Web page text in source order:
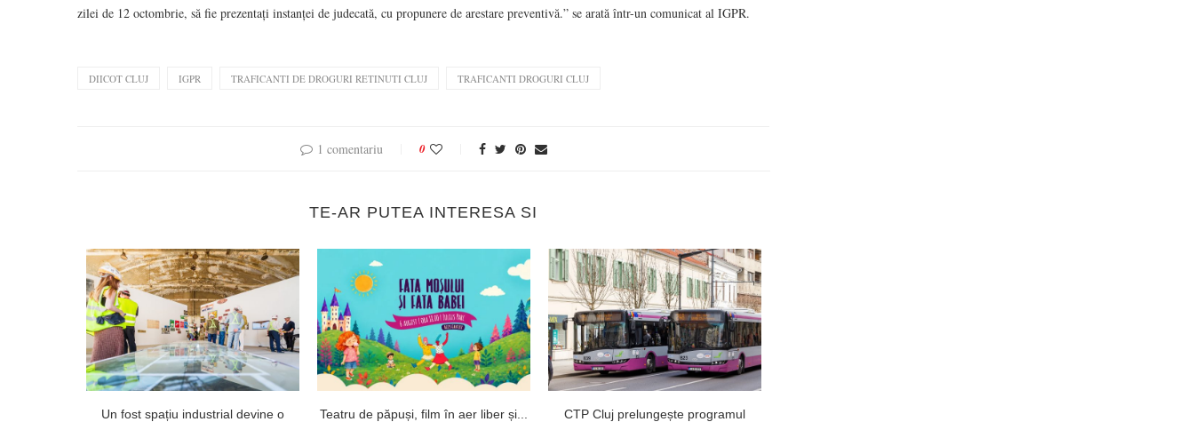
zilei de 12 octombrie, să fie prezentați instanței de judecată, cu propunere de arestare preventivă.” se arată într-un comunicat al IGPR.
DIICOT CLUJ IGPR TRAFICANTI DE DROGURI RETINUTI CLUJ TRAFICANTI DROGURI CLUJ
1 comentariu 0
TE-AR PUTEA INTERESA SI
Un fost spațiu industrial devine o
Teatru de păpuși, film în aer liber și...
CTP Cluj prelungește programul